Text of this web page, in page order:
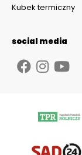
Kubek termiczny
social media